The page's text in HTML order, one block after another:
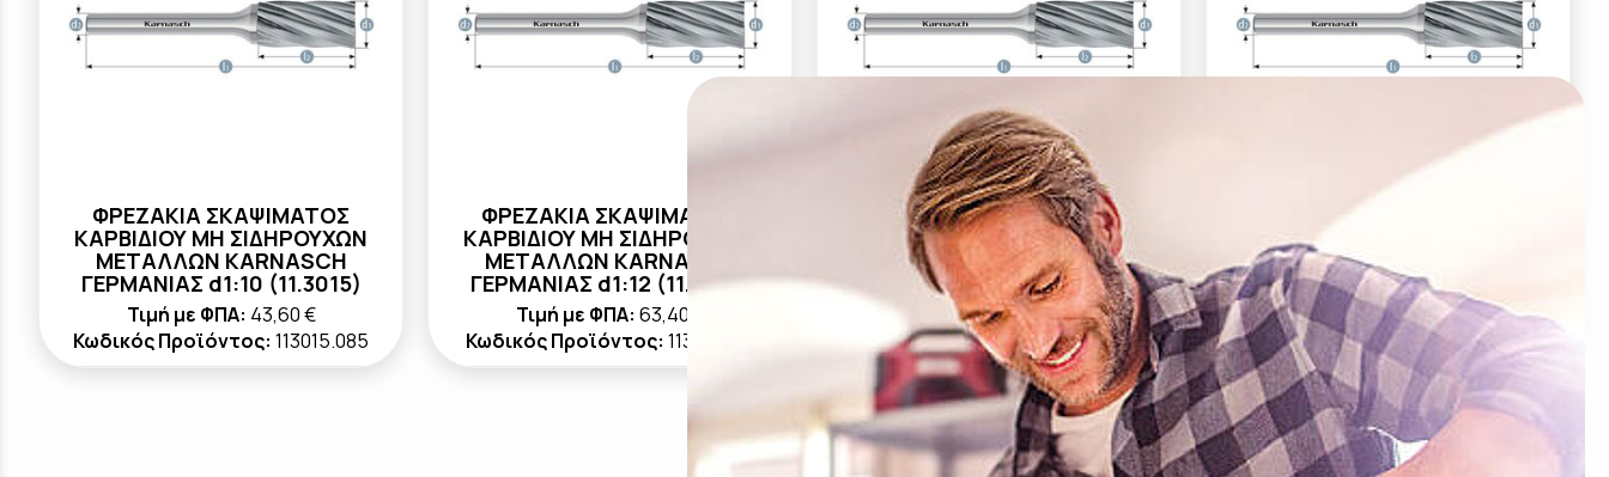
ΦΡΕΖΑΚΙΑ ΣΚΑΨΙΜΑΤΟΣ
ΚΑΡΒΙΔΙΟΥ ΜΗ ΣΙΔΗΡΟΥΧΩΝ
ΜΕΤΑΛΛΩΝ KARNASCH
ΓΕΡΜΑΝΙΑΣ d1:10 (11.3015)
Τιμή με ΦΠΑ: 43,60 €
Κωδικός Προϊόντος: 113015.085
ΦΡΕΖΑΚΙΑ ΣΚΑΨΙΜΑΤΟΣ
ΚΑΡΒΙΔΙΟΥ ΜΗ ΣΙΔΗΡΟΥΧΩΝ
ΜΕΤΑΛΛΩΝ KARNASCH
ΓΕΡΜΑΝΙΑΣ d1:12 (11.3015)
Τιμή με ΦΠΑ: 63,40 €
Κωδικός Προϊόντος: 113015.100
ΦΡΕΖΑΚΙΑ ΣΚΑΨΙΜΑΤΟΣ
ΚΑΡΒΙΔΙΟΥ ΜΗ ΣΙΔΗΡΟΥΧΩΝ
ΜΕΤΑΛΛΩΝ KARNASCH
ΓΕΡΜΑΝΙΑΣ d1:8 (11.3005)
Τιμή με ΦΠΑ:26,99 €
Κωδικός Προϊόντος:113005.080
ΦΡΕΖΑΚΙΑ ΣΚΑΨΙΜΑΤΟΣ
ΚΑΡΒΙΔΙΟΥ ΜΗ ΣΙΔΗΡΟΥΧΩΝ
ΜΕΤΑΛΛΩΝ KARNASCH
ΓΕΡΜΑΝΙΑΣ d1:10 (11.3005)
Τιμή με ΦΠΑ: 30,40 €
Κωδικός Προϊόντος: 113005.100